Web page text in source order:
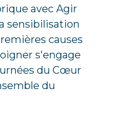
avec Agir
sensibilisation
causes
s'engage
du Cœur
du